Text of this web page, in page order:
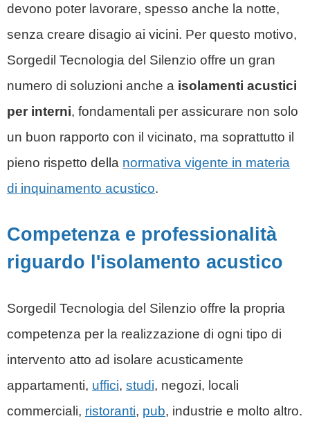
devono poter lavorare, spesso anche la notte,
senza creare disagio ai vicini. Per questo motivo,
Sorgedil Tecnologia del Silenzio offre un gran
numero di soluzioni anche a isolamenti acustici
per interni, fondamentali per assicurare non solo
un buon rapporto con il vicinato, ma soprattutto il
pieno rispetto della normativa vigente in materia
di inquinamento acustico.
Competenza e professionalità
riguardo l'isolamento acustico
Sorgedil Tecnologia del Silenzio offre la propria
competenza per la realizzazione di ogni tipo di
intervento atto ad isolare acusticamente
appartamenti, uffici, studi, negozi, locali
commerciali, ristoranti, pub, industrie e molto altro.